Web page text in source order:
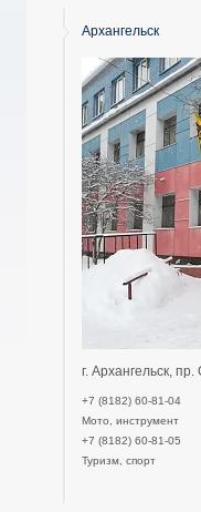
Архангельск
г. Архангельск,
+7 (8182) 60-81-04
Мото, инструмент
+7 (8182) 60-81-05
Туризм, спорт